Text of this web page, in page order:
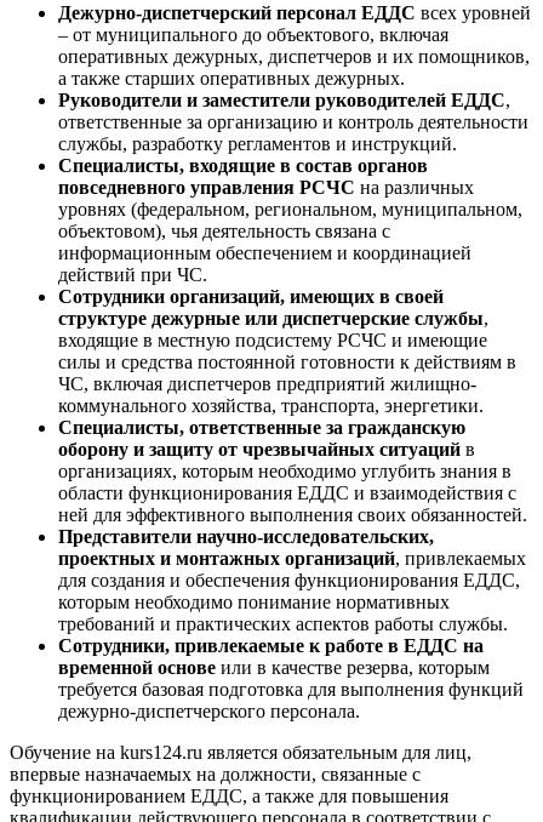
Дежурно-диспетчерский персонал ЕДДС всех уровней
– от муниципального до объектового, включая
оперативных дежурных, диспетчеров и их помощников,
а также старших оперативных дежурных.
Руководители и заместители руководителей ЕДДС,
ответственные за организацию и контроль деятельности
службы, разработку регламентов и инструкций.
Специалисты, входящие в состав органов
повседневного управления РСЧС на различных
уровнях (федеральном, региональном, муниципальном,
объектовом), чья деятельность связана с
информационным обеспечением и координацией
действий при ЧС.
Сотрудники организаций, имеющих в своей
структуре дежурные или диспетчерские службы,
входящие в местную подсистему РСЧС и имеющие
силы и средства постоянной готовности к действиям в
ЧС, включая диспетчеров предприятий жилищно-
коммунального хозяйства, транспорта, энергетики.
Специалисты, ответственные за гражданскую
оборону и защиту от чрезвычайных ситуаций в
организациях, которым необходимо углубить знания в
области функционирования ЕДДС и взаимодействия с
ней для эффективного выполнения своих обязанностей.
Представители научно-исследовательских,
проектных и монтажных организаций, привлекаемых
для создания и обеспечения функционирования ЕДДС,
которым необходимо понимание нормативных
требований и практических аспектов работы службы.
Сотрудники, привлекаемые к работе в ЕДДС на
временной основе или в качестве резерва, которым
требуется базовая подготовка для выполнения функций
дежурно-диспетчерского персонала.
Обучение на kurs124.ru является обязательным для лиц,
впервые назначаемых на должности, связанные с
функционированием ЕДДС, а также для повышения
квалификации действующего персонала в соответствии с